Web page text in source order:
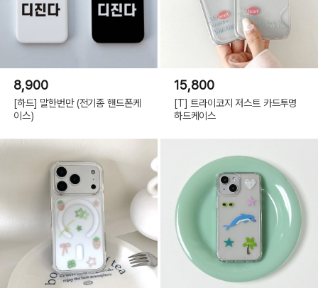
8,900
[하드] 말한번만 (전기종 핸드폰케
이스)
15,800
[T] 트라이코지 저스트 카드투명
하드케이스